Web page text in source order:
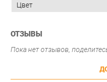
Цвет
ОТЗЫВЫ
Пока нет отзывов,